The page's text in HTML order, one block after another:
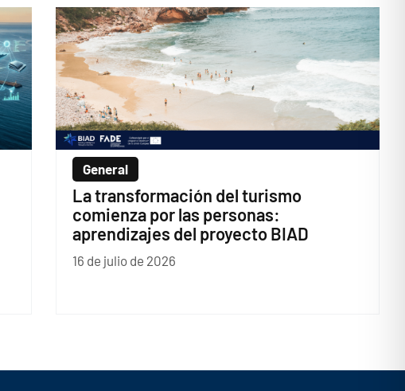
General
La transformación del turismo
comienza por las personas:
aprendizajes del proyecto BIAD
16 de julio de 2026